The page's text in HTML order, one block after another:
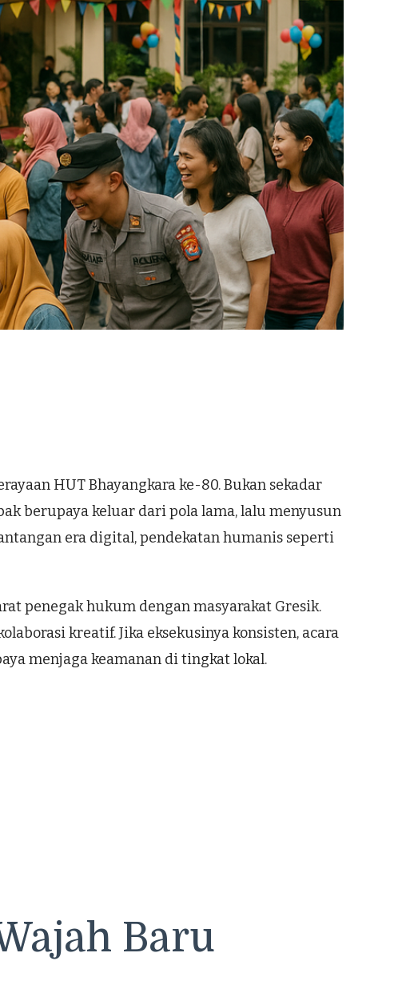
HUT Bhayangkara ke-80. Bukan sekadar
berupaya keluar dari pola lama, lalu menyusun
era digital, pendekatan humanis seperti
penegak hukum dengan masyarakat Gresik.
kreatif. Jika eksekusinya konsisten, acara
menjaga keamanan di tingkat lokal.
Baru